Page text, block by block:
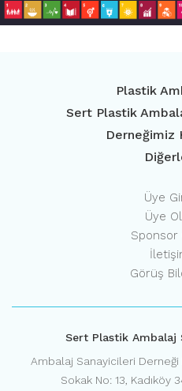
Plastik
Sert Plastik
Derneğimiz
Üye
Üye
Sponsor
Görüş
Sert Plastik Ambalaj
Ambalaj Sanayicileri Derneği
Sokak No: 13, Kadıköy